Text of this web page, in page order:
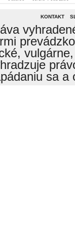
KONTAKT
sa